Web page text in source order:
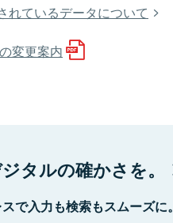
れているデータについて
変更案内
タルの確かさを。
で入力も検索もスムーズに。